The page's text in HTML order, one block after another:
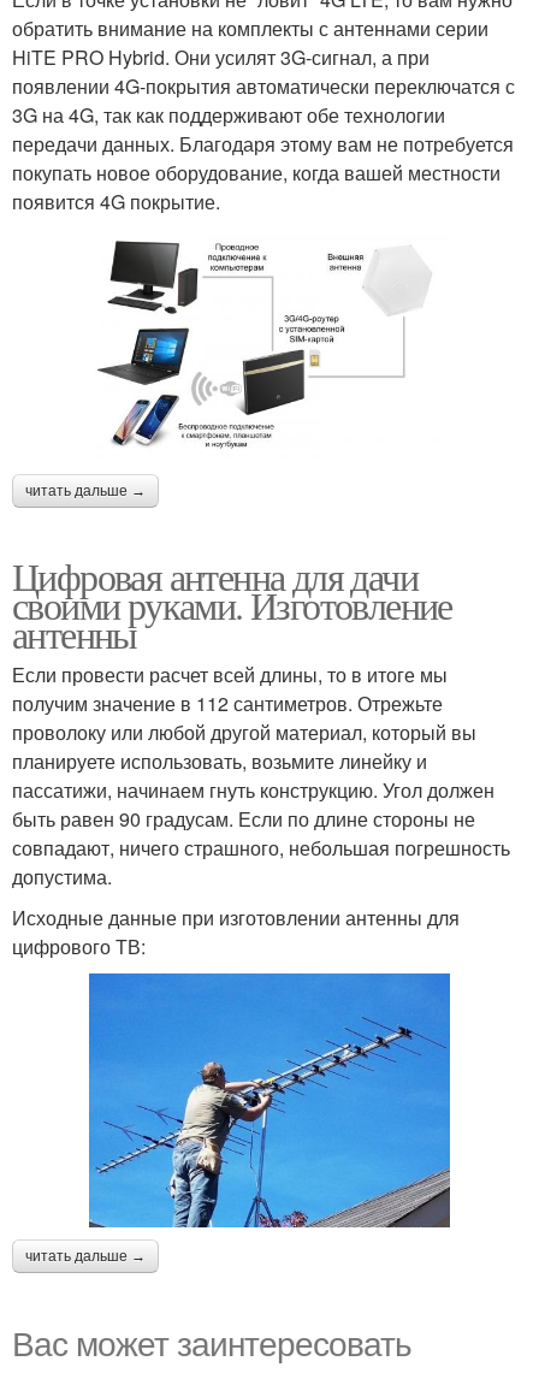
обратить внимание на комплекты с антеннами серии
HiTE PRO Hybrid. Они усилят 3G-сигнал, а при
появлении 4G-покрытия автоматически переключатся с
3G на 4G, так как поддерживают обе технологии
передачи данных. Благодаря этому вам не потребуется
покупать новое оборудование, когда вашей местности
появится 4G покрытие.
читать дальше →
Цифровая антенна для дачи
своими руками. Изготовление
антенны
Если провести расчет всей длины, то в итоге мы
получим значение в 112 сантиметров. Отрежьте
проволоку или любой другой материал, который вы
планируете использовать, возьмите линейку и
пассатижи, начинаем гнуть конструкцию. Угол должен
быть равен 90 градусам. Если по длине стороны не
совпадают, ничего страшного, небольшая погрешность
допустима.
Исходные данные при изготовлении антенны для
цифрового ТВ:
читать дальше →
Вас может заинтересовать